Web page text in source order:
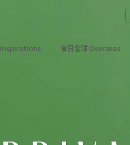
Inspirations 食日全球 Overseas